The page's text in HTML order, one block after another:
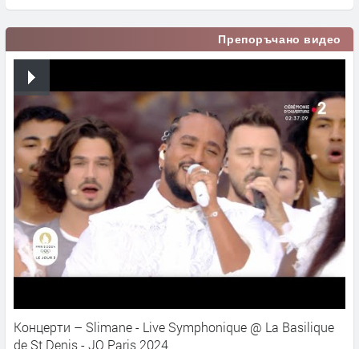
Препоръчано видео
Концерти – Slimane - Live Symphonique @ La Basilique
de St Denis - JO Paris 2024